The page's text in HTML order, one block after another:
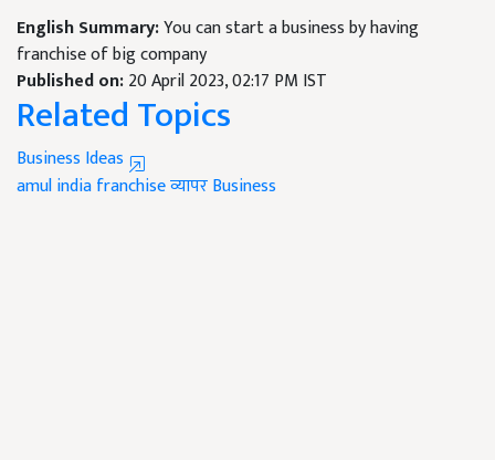
English Summary:You can start a business by having
franchise of big company
Published on:20 April 2023, 02:17 PM IST
Related Topics
Business Ideas
amul india franchiseव्यापरBusiness